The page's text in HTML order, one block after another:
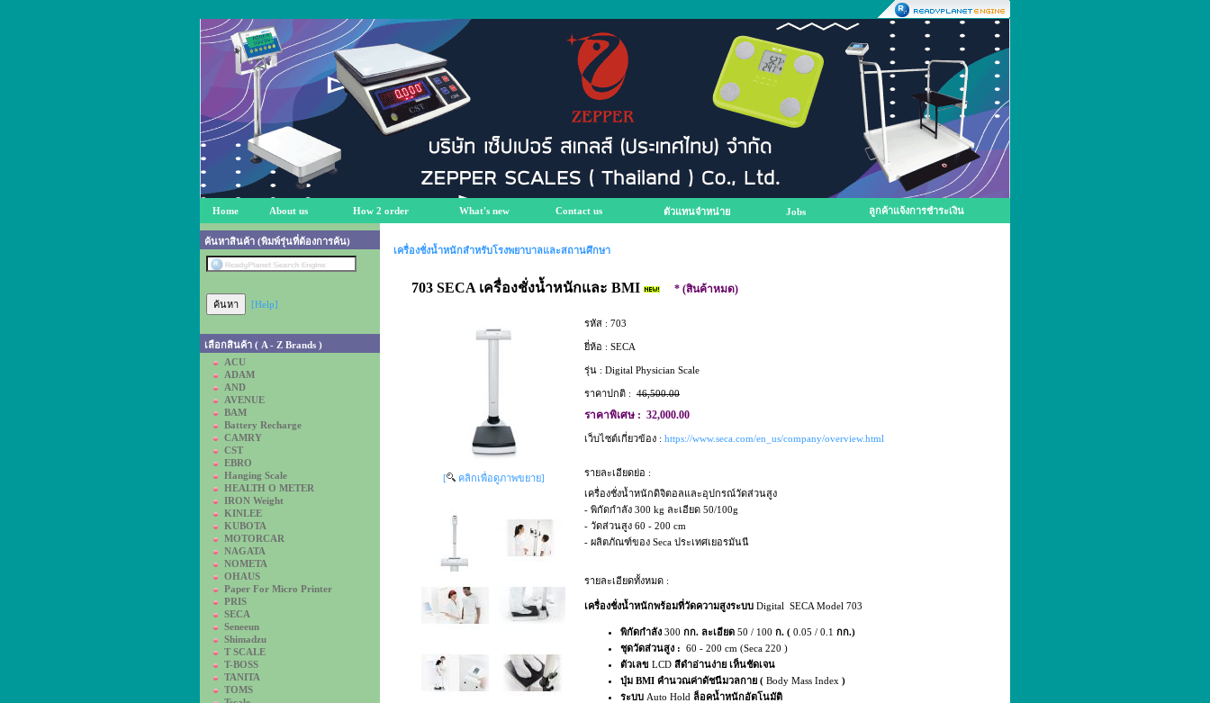
Home About us How 2 order What's new Contact us ตัวแทนจำหน่าย Jobs ลูกค้าแจ้งการชำระเงิน
ค้นหาสินค้า (พิมพ์รุ่นที่ต้องการค้น)
[Help]
เลือกสินค้า ( A - Z Brands )
ACU
ADAM
AND
AVENUE
BAM
Battery Recharge
CAMRY
CST
EBRO
Hanging Scale
HEALTH O METER
IRON Weight
KINLEE
KUBOTA
MOTORCAR
NAGATA
NOMETA
OHAUS
Paper For Micro Printer
PRIS
SECA
Seneeun
Shimadzu
T SCALE
T-BOSS
TANITA
TOMS
เครื่องชั่งน้ำหนักสำหรับโรงพยาบาลและสถานศึกษา
703 SECA เครื่องชั่งน้ำหนักและ BMI * (สินค้าหมด)
[ คลิกเพื่อดูภาพขยาย]
รหัส : 703
ยี่ห้อ : SECA
รุ่น : Digital Physician Scale
ราคาปกติ : 46,500.00
ราคาพิเศษ : 32,000.00
เว็บไซต์เกี่ยวข้อง : https://www.seca.com/en_us/company/overview.html
รายละเอียดย่อ :
เครื่องชั่งน้ำหนักดิจิตอลและอุปกรณ์วัดส่วนสูง
- พิกัดกำลัง 300 kg ละเอียด 50/100g
- วัดส่วนสูง 60 - 200 cm
- ผลิตภัณฑ์ของ Seca ประเทศเยอรมันนี
รายละเอียดทั้งหมด :
เครื่องชั่งน้ำหนักพร้อมที่วัดความสูงระบบ Digital SECA Model 703
พิกัดกำลัง 300 กก. ละเอียด 50 / 100 ก. ( 0.05 / 0.1 กก.)
ชุดวัดส่วนสูง : 60 - 200 cm (Seca 220 )
ตัวเลข LCD สีดำอ่านง่าย เห็นชัดเจน
ปุ่ม BMI คำนวณค่าดัชนีมวลกาย ( Body Mass Index )
ระบบ Auto Hold ล็อคน้ำหนักอัตโนมัติ